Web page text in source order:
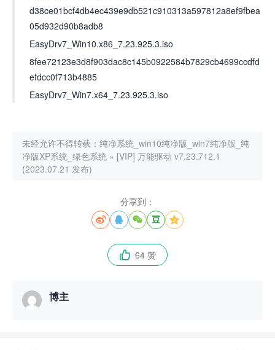
d38ce01bcf4db4ec439e9db521c910313a597812a8ef9fbea
05d932d90b8adb8
EasyDrv7_Win10.x86_7.23.925.3.iso
8fee72123e3d8f903dac8c145b0922584b7829cb4699ccdfd
efdcc0f713b4885
EasyDrv7_Win7.x64_7.23.925.3.iso
未经允许不得转载： 纯净系统_win10纯净版_win7纯净版_纯
净版XP系统_绿色系统 » [VIP] 万能驱动 v7.23.712.1
(2023.07.21 发布)
分享到：
    
 64 赞
博主